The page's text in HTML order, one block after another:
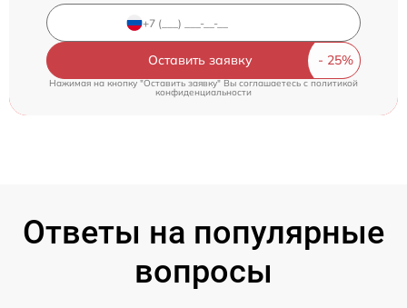
Оставить заявку
Нажимая на кнопку "Оставить заявку" Вы соглашаетесь cполитикой
конфиденциальности
Ответы на популярные
вопросы